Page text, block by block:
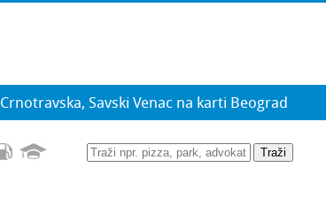
Crnotravska, Savski Venac na karti Beograd
Traži